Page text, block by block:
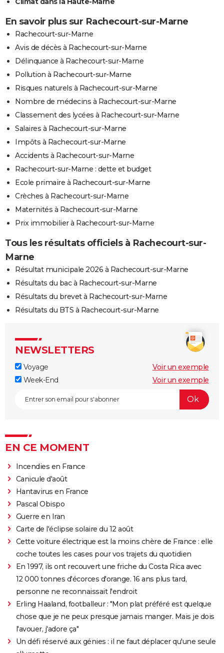
En savoir plus sur Rachecourt-sur-Marne
Rachecourt-sur-Marne
Avis de décès à Rachecourt-sur-Marne
Délinquance à Rachecourt-sur-Marne
Pollution à Rachecourt-sur-Marne
Risques naturels à Rachecourt-sur-Marne
Nombre de médecins à Rachecourt-sur-Marne
Classement des lycées à Rachecourt-sur-Marne
Salaires à Rachecourt-sur-Marne
Impôts à Rachecourt-sur-Marne
Accidents à Rachecourt-sur-Marne
Rachecourt-sur-Marne : dette et budget
Ecole primaire à Rachecourt-sur-Marne
Crèches à Rachecourt-sur-Marne
Maternités à Rachecourt-sur-Marne
Prix immobilier à Rachecourt-sur-Marne
Tous les résultats officiels à Rachecourt-sur-
Marne
Résultat municipale 2026 à Rachecourt-sur-Marne
Résultats du bac à Rachecourt-sur-Marne
Résultats du brevet à Rachecourt-sur-Marne
Résultats du BTS à Rachecourt-sur-Marne
NEWSLETTERS
Voyage
Voir un exemple
Week-End
Voir un exemple
EN CE MOMENT
Incendies en France
Canicule d'août
Hantavirus en France
Pascal Obispo
Guerre en Iran
Carte de l'éclipse solaire du 12 août
Cette voiture électrique est la moins chère de France : elle
coche toutes les cases pour vos trajets du quotidien
En 1997, ils ont recouvert une friche du Costa Rica avec
12 000 tonnes d'écorces d'orange. 16 ans plus tard,
personne ne reconnaissait l'endroit
Erling Haaland, footballeur : "Mon plat préféré est quelque
chose que je ne peux presque jamais manger. Mais je dois
l'avouer, j'adore ça"
Un défi réservé aux génies : il ne faut déplacer qu'une seule